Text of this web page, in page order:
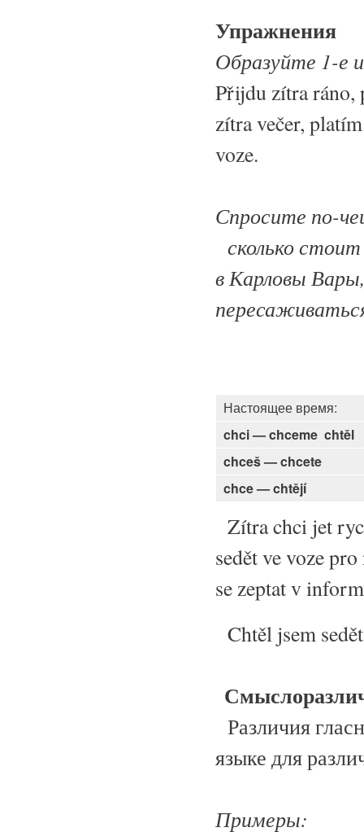
Упражнения
Образуйте 1-е
Přijdu zítra ráno,
zítra večer,
voze.
Спросите по-
сколько
в Карловы
Настоящее время:
chci — chceme chtěl
chceš — chcete
chce — chtějí
Zítra chci jet
sedět ve voze
se zeptat v
Chtěl jsem
Различия
языке для
Примеры: